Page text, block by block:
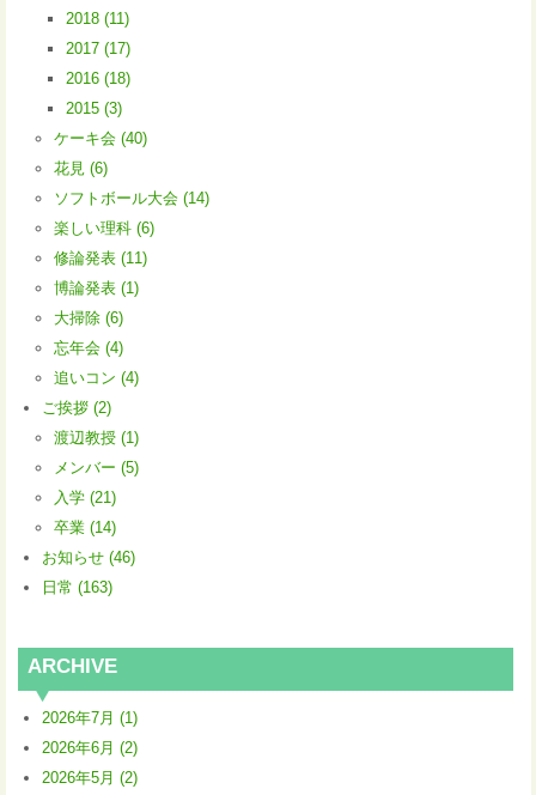
2018 (11)
2017 (17)
2016 (18)
2015 (3)
ケーキ会 (40)
花見 (6)
ソフトボール大会 (14)
楽しい理科 (6)
修論発表 (11)
博論発表 (1)
大掃除 (6)
忘年会 (4)
追いコン (4)
ご挨拶 (2)
渡辺教授 (1)
メンバー (5)
入学 (21)
卒業 (14)
お知らせ (46)
日常 (163)
ARCHIVE
2026年7月 (1)
2026年6月 (2)
2026年5月 (2)